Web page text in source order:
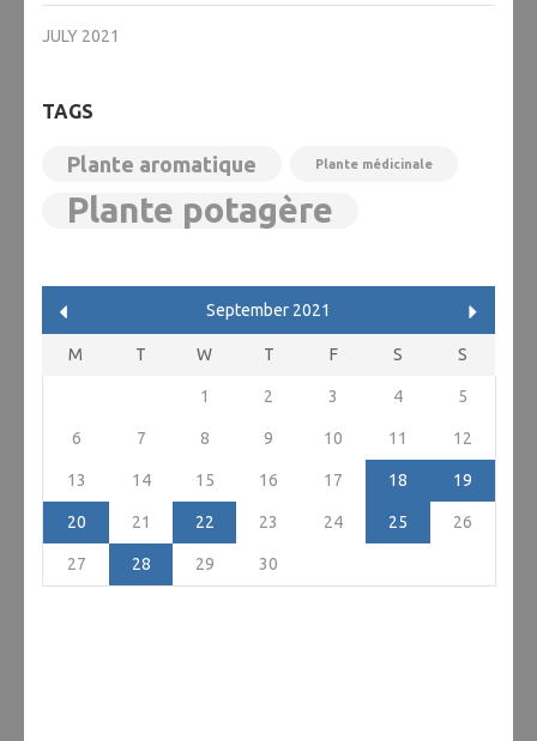
JULY 2021
TAGS
Plante aromatique Plante médicinale
Plante potagère
September 2021
M T W T F S S
1 2 3 4 5
6 7 8 9 10 11 12
13 14 15 16 17 18 19
20 21 22 23 24 25 26
27 28 29 30